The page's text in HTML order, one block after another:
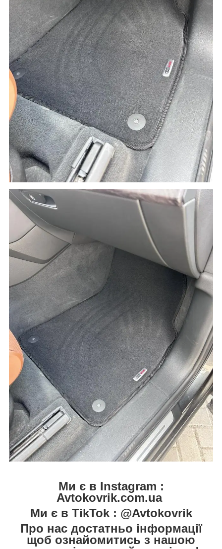
Ми є в Instagram :
Avtokovrik.com.ua
Ми є в TikTok : @Avtokovrik
Про нас достатньо інформації
щоб ознайомитись з нашою